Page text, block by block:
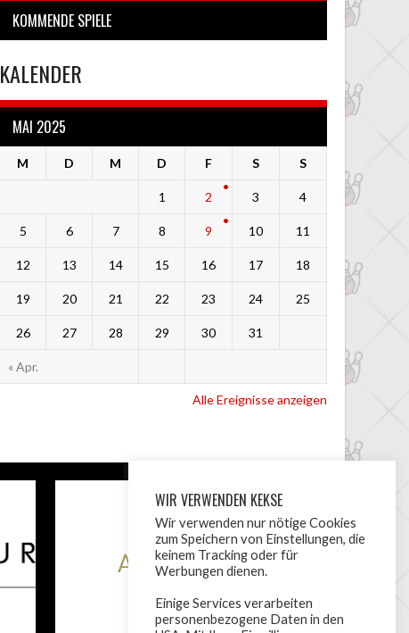
KOMMENDE SPIELE
KALENDER
MAI 2025
M D M D F S S
« Apr.
1 2 3 4
5 6 7 8 9 10 11
12 13 14 15 16 17 18
19 20 21 22 23 24 25
26 27 28 29 30 31
Alle Ereignisse anzeigen
WIR VERWENDEN KEKSE
Wir verwenden nur nötige Cookies
zum Speichern von Einstellungen, die
keinem Tracking oder für
Werbungen dienen.
Einige Services verarbeiten
personenbezogene Daten in den